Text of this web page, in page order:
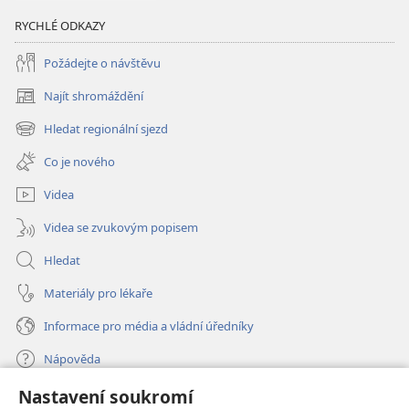
Nastavení soukromí
RYCHLÉ ODKAZY
Požádejte o návštěvu
Najít shromáždění
(otevřeno
nové
okno)
Hledat regionální sjezd
(otevřeno
nové
okno)
Co je nového
Videa
Videa se zvukovým popisem
Hledat
Materiály pro lékaře
Informace pro média a vládní úředníky
Nápověda
Dary